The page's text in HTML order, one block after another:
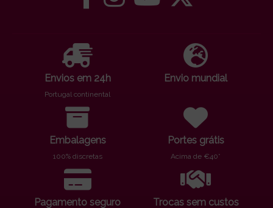
Envios em 24h
Portugal continental
Envio mundial
Embalagens
100% discretas
Portes grátis
Acima de €40*
Pagamento seguro Trocas sem custos